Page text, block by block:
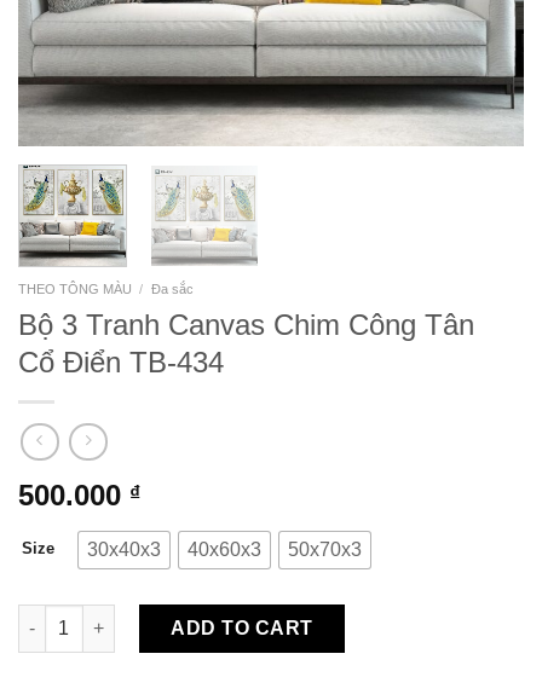
THEO TÔNG MÀU / Đa sắc
Bộ 3 Tranh Canvas Chim Công Tân
Cổ Điển TB-434
500.000 ₫
Size 30x40x3 40x60x3 50x70x3
Bộ 3 Tranh Canvas Chim Công Tân Cổ Điển TB-434 quantity
ADD TO CART